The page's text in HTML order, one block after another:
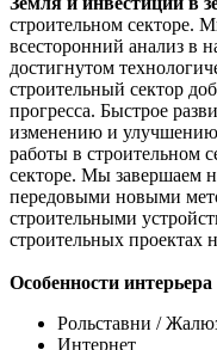
строительном секторе.
всесторонний анализ в
достигнутом
строительный сектор
прогресса. Быстрое
изменению и
работы в строительном
секторе. Мы завершаем
передовыми новыми
строительными
строительных проектах
Особенности интерьера
Рольставни /
Интернет